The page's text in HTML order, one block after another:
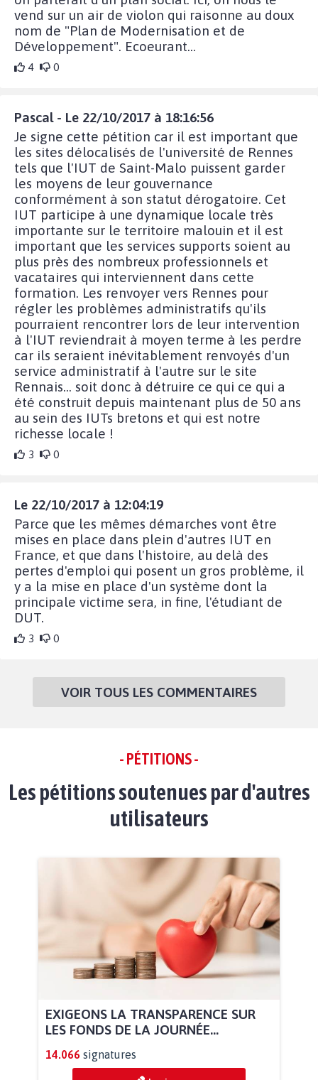
vend sur un air de violon qui raisonne au doux
nom de "Plan de Modernisation et de
Développement". Ecoeurant...
4 0
Pascal - Le 22/10/2017 à 18:16:56
Je signe cette pétition car il est important que
les sites délocalisés de l'université de Rennes
tels que l'IUT de Saint-Malo puissent garder
les moyens de leur gouvernance
conformément à son statut dérogatoire. Cet
IUT participe à une dynamique locale très
importante sur le territoire malouin et il est
important que les services supports soient au
plus près des nombreux professionnels et
vacataires qui interviennent dans cette
formation. Les renvoyer vers Rennes pour
régler les problèmes administratifs qu'ils
pourraient rencontrer lors de leur intervention
à l'IUT reviendrait à moyen terme à les perdre
car ils seraient inévitablement renvoyés d'un
service administratif à l'autre sur le site
Rennais... soit donc à détruire ce qui ce qui a
été construit depuis maintenant plus de 50 ans
au sein des IUTs bretons et qui est notre
richesse locale !
3 0
Le 22/10/2017 à 12:04:19
Parce que les mêmes démarches vont être
mises en place dans plein d'autres IUT en
France, et que dans l'histoire, au delà des
pertes d'emploi qui posent un gros problème, il
y a la mise en place d'un système dont la
principale victime sera, in fine, l'étudiant de
DUT.
3 0
VOIR TOUS LES COMMENTAIRES
- PÉTITIONS -
Les pétitions soutenues par d'autres
utilisateurs
EXIGEONS LA TRANSPARENCE SUR
LES FONDS DE LA JOURNÉE...
14.066 signatures